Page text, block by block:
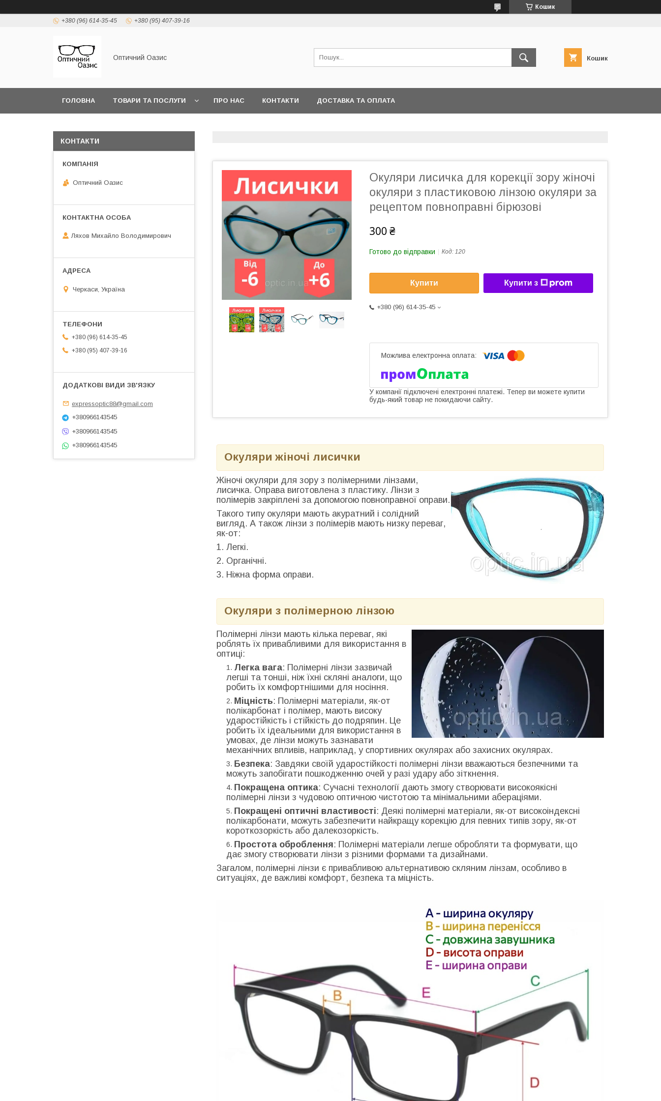
Кошик
+380 (96) 614-35-45 +380 (95) 407-39-16
Оптичний Оазис Кошик
ГОЛОВНА ТОВАРИ ТА ПОСЛУГИ ПРО НАС КОНТАКТИ ДОСТАВКА ТА ОПЛАТА
Окуляри лисичка для корекції зору жіночі
окуляри з пластиковою лінзою окуляри за
рецептом повноправні бірюзові
300 ₴
Готово до відправки Код: 120
Купити Купити з
+380 (96) 614-35-45
У компанії підключені електронні платежі. Тепер ви можете купити
будь-який товар не покидаючи сайту.
Окуляри жіночі лисички
Жіночі окуляри для зору з полімерними лінзами,
лисичка. Оправа виготовлена з пластику. Лінзи з
полімерів закріплені за допомогою повноправної оправи.
Такого типу окуляри мають акуратний і солідний
вигляд. А також лінзи з полімерів мають низку переваг,
як-от:
1. Легкі.
2. Органічні.
3. Ніжна форма оправи.
Окуляри з полімерною лінзою
Полімерні лінзи мають кілька переваг, які
роблять їх привабливими для використання в
оптиці:
Легка вага: Полімерні лінзи зазвичай
легші та тонші, ніж їхні скляні аналоги, що
робить їх комфортнішими для носіння.
Міцність: Полімерні матеріали, як-от
полікарбонат і полімер, мають високу
ударостійкість і стійкість до подряпин. Це
робить їх ідеальними для використання в
умовах, де лінзи можуть зазнавати
механічних впливів, наприклад, у спортивних окулярах або захисних окулярах.
Безпека: Завдяки своїй ударостійкості полімерні лінзи вважаються безпечними та
можуть запобігати пошкодженню очей у разі удару або зіткнення.
Покращена оптика: Сучасні технології дають змогу створювати високоякісні
полімерні лінзи з чудовою оптичною чистотою та мінімальними абераціями.
Покращені оптичні властивості: Деякі полімерні матеріали, як-от високоіндексні
полікарбонати, можуть забезпечити найкращу корекцію для певних типів зору, як-от
короткозоркість або далекозоркість.
Простота оброблення: Полімерні матеріали легше обробляти та формувати, що
дає змогу створювати лінзи з різними формами та дизайнами.
Загалом, полімерні лінзи є привабливою альтернативою скляним лінзам, особливо в
ситуаціях, де важливі комфорт, безпека та міцність.
КОНТАКТИ
Оптичний Оазис
Ляхов Михайло Володимирович
Черкаси, Україна
+380 (96) 614-35-45
+380 (95) 407-39-16
expressoptic88@gmail.com
+380966143545
+380966143545
+380966143545